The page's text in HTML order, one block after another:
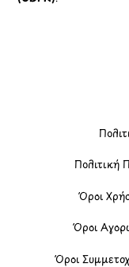
Πολιτική
Όροι
Όροι
Όροι